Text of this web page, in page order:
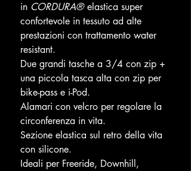
in CORDURA®elastica super
confortevole in tessuto ad alte
prestazioni con trattamento water
resistant.
Due grandi tasche a 3/4 con zip +
una piccola tasca alta con zip per
bike-pass e i-Pod.
Alamari con velcro per regolare la
circonferenza in vita.
Sezione elastica sul retro della vita
con silicone.
Ideali per Freeride, Downhill,